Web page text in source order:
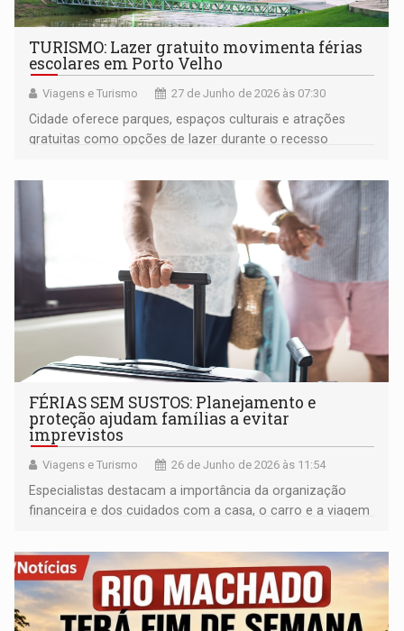
TURISMO: Lazer gratuito movimenta férias
escolares em Porto Velho
Viagens e Turismo 27 de Junho de 2026 às 07:30
Cidade oferece parques, espaços culturais e atrações
gratuitas como opções de lazer durante o recesso
FÉRIAS SEM SUSTOS: Planejamento e
proteção ajudam famílias a evitar
imprevistos
Viagens e Turismo 26 de Junho de 2026 às 11:54
Especialistas destacam a importância da organização
financeira e dos cuidados com a casa, o carro e a viagem